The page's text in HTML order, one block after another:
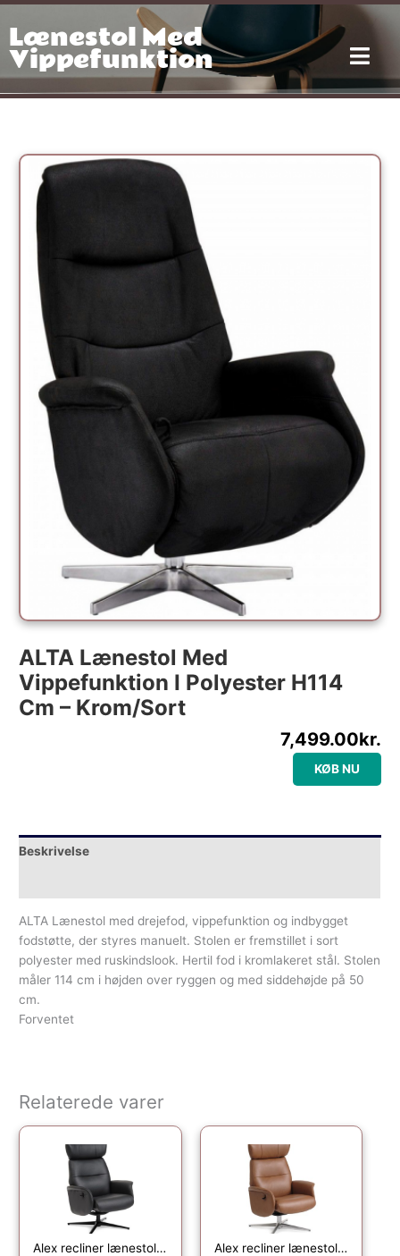
Gå
indholdet
Lænestol Med
Vippefunktion
ALTA Lænestol Med
Vippefunktion I Polyester H114
Cm – Krom/Sort
7,499.00kr.
KØB NU
Beskrivelse
ALTA Lænestol med drejefod, vippefunktion og indbygget
fodstøtte, der styres manuelt. Stolen er fremstillet i sort
polyester med ruskindslook. Hertil fod i kromlakeret stål. Stolen
måler 114 cm i højden over ryggen og med siddehøjde på 50
cm.
Forventet
Relaterede varer
Alex recliner lænestol – sort semi aniline læder og sort aluminium Alex recliner lænestol – cognac semi aniline læder og børstet aluminium